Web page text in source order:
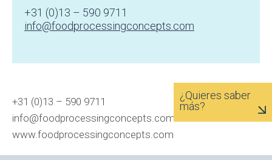
+31 (0)13 – 590 9711
info@foodprocessingconcepts.com
+31 (0)13 – 590 9711
info@foodprocessingconcepts.com
www.foodprocessingconcepts.com
¿Quieres saber
más?